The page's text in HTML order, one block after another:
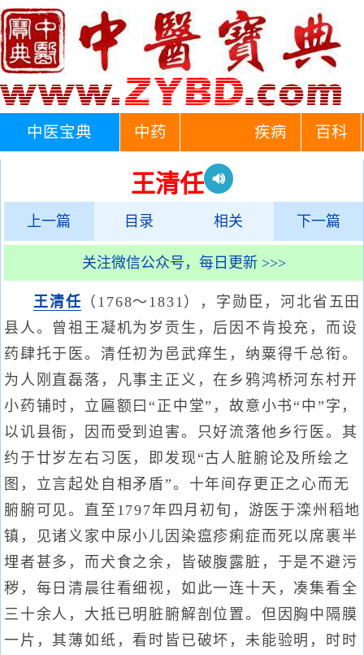
中医宝典 中药 疾病 百科
王清任
上一篇 目录 相关 下一篇
关注微信公众号，每日更新 >>>
王清任 （1768～1831），字勋臣，河北省五田
县人。曾祖王凝机为岁贡生，后因不肯投充，而设
药肆托于医。清任初为邑武痒生，纳粟得千总衔。
为人刚直磊落，凡事主正义，在乡鸦鸿桥河东村开
小药铺时，立匾额曰“正中堂”，故意小书“中”字，
以讥县衙，因而受到迫害。只好流落他乡行医。其
约于廿岁左右习医，即发现“古人脏腑论及所绘之
图，立言起处自相矛盾”。十年间存更正之心而无
腑腑可见。直至1797年四月初旬，游医于滦州稻地
镇，见诸义家中尿小儿因染瘟疹痢症而死以席裹半
埋者甚多，而犬食之余，皆破腹露脏，于是不避污
秽，每日清晨往看细视，如此一连十天，凑集看全
三十余人，大抵已明脏腑解剖位置。但因胸中隔膜
一片，其薄如纸，看时皆已破坏，未能验明，时时